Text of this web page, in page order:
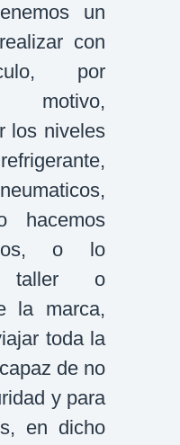
un
con
por
los niveles
o lo
taller o
la marca,
toda la
de no
y para
en dicho